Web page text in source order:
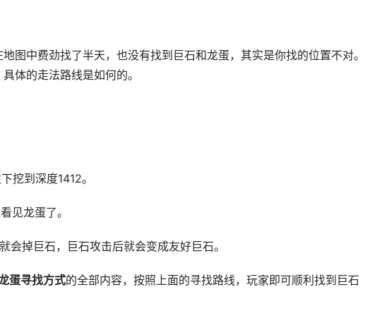
图中费劲找了半天，也没有找到巨石和龙蛋，其实是你找的位置不对。
体的走法路线是如何的。
挖到深度1412。
见龙蛋了。
会掉巨石，巨石攻击后就会变成友好巨石。
蛋寻找方式的全部内容，按照上面的寻找路线，玩家即可顺利找到巨石